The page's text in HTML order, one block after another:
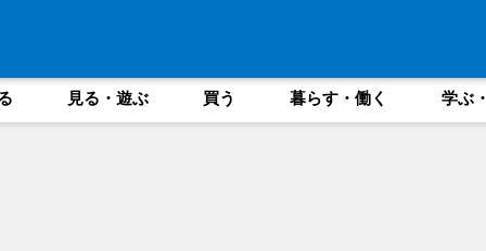
見る・遊ぶ 買う 暮らす・働く 学ぶ